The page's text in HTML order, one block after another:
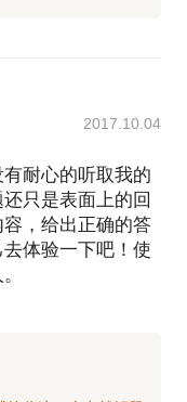
2017.10.04
耐心的听取我的
只是表面上的回
，给出正确的答
体验一下吧！使